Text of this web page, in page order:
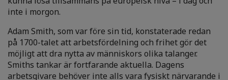
inte i morgon.
Adam Smith, som var före sin tid, konstaterade redan
på 1700-talet att arbetsfördelning och frihet gör det
möjligt att dra nytta av människors olika talanger.
Smiths tankar är fortfarande aktuella. Dagens
arbetsgivare behöver inte alls vara fysiskt närvarande i